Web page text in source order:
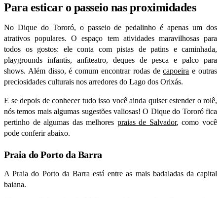
Para esticar o passeio nas proximidades
No Dique do Tororó, o passeio de pedalinho é apenas um dos
atrativos populares. O espaço tem atividades maravilhosas para
todos os gostos: ele conta com pistas de patins e caminhada,
playgrounds infantis, anfiteatro, deques de pesca e palco para
shows. Além disso, é comum encontrar rodas decapoeira e outras
preciosidades culturais nos arredores do Lago dos Orixás.
E se depois de conhecer tudo isso você ainda quiser estender o rolê,
nós temos mais algumas sugestões valiosas! O Dique do Tororó fica
pertinho de algumas das melhores praias de Salvador, como você
pode conferir abaixo.
Praia do Porto da Barra
A Praia do Porto da Barra está entre as mais badaladas da capital
baiana.